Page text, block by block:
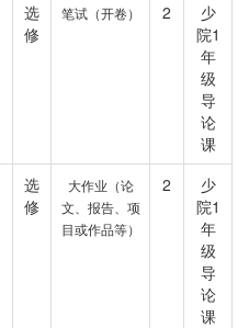
选
修
笔试（开卷） 2
少
院1
年
级
导
论
课
选
修
大作业（论
文、报告、项
目或作品等）
2
少
院1
年
级
导
论
课